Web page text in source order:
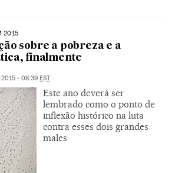
2015
sobre a pobreza e a
finalmente
2015 - 08:39 EST
Este ano deverá ser
lembrado como o ponto de
inflexão histórico na luta
contra esses dois grandes
males